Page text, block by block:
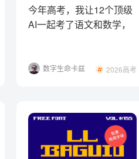
今年高考，我让12个顶级
AI一起考了语文和数学，
数字生命卡兹
2026高考